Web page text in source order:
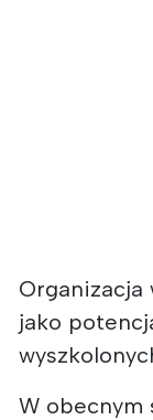
Organizacja
jako
W obecnym